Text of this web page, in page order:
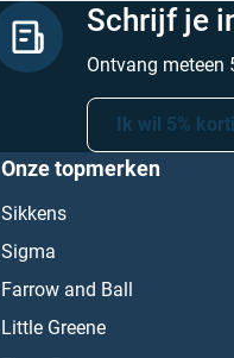
Schrijf je
Ontvang meteen
Ik wil 5%
Onze topmerken
Sikkens
Sigma
Farrow and Ball
Little Greene